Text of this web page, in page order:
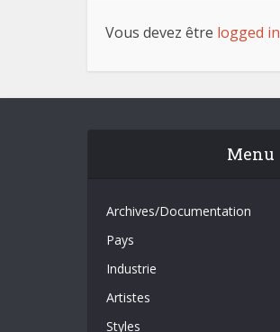
Vous devez être logged in
Menu
Archives/Documentation
Pays
Industrie
Artistes
Styles